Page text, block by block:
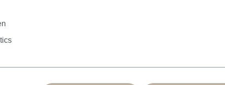
der Hingucker auf jeder Kostümparty! Das geringe
Tragegefühl. Durch das Haarnetz passt sich die Perücke